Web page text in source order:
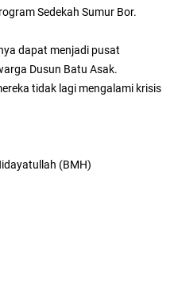
Sedekah Sumur Bor.
dapat menjadi pusat
Dusun Batu Asak.
tidak lagi mengalami krisis
(BMH)